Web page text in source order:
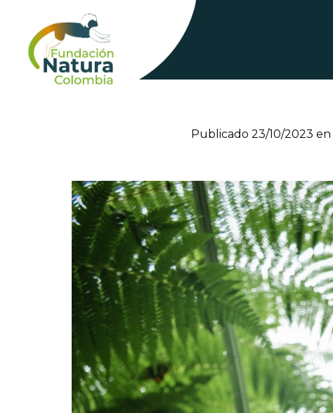
content
Publicado 23/10/2023 en